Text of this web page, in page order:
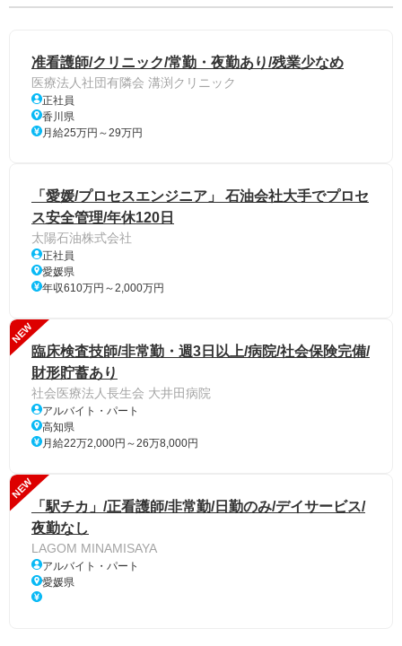
准看護師/クリニック/常勤・夜勤あり/残業少なめ
医療法人社団有隣会 溝渕クリニック
正社員
香川県
月給25万円～29万円
「愛媛/プロセスエンジニア」 石油会社大手でプロセ
ス安全管理/年休120日
太陽石油株式会社
正社員
愛媛県
年収610万円～2,000万円
NEW
臨床検査技師/非常勤・週3日以上/病院/社会保険完備/
財形貯蓄あり
社会医療法人長生会 大井田病院
アルバイト・パート
高知県
月給22万2,000円～26万8,000円
NEW
「駅チカ」/正看護師/非常勤/日勤のみ/デイサービス/
夜勤なし
LAGOM MINAMISAYA
アルバイト・パート
愛媛県